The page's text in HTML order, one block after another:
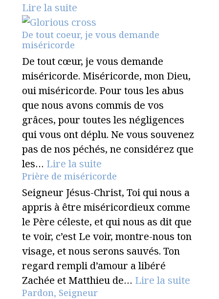
Lire la suite
De tout coeur, je vous demande
miséricorde
De tout cœur, je vous demande
miséricorde. Miséricorde, mon Dieu,
oui miséricorde. Pour tous les abus
que nous avons commis de vos
grâces, pour toutes les négligences
qui vous ont déplu. Ne vous souvenez
pas de nos péchés, ne considérez que
les… Lire la suite
Prière de miséricorde
Seigneur Jésus-Christ, Toi qui nous a
appris à être miséricordieux comme
le Père céleste, et qui nous as dit que
te voir, c’est Le voir, montre-nous ton
visage, et nous serons sauvés. Ton
regard rempli d’amour a libéré
Zachée et Matthieu de… Lire la suite
Pardon, Seigneur